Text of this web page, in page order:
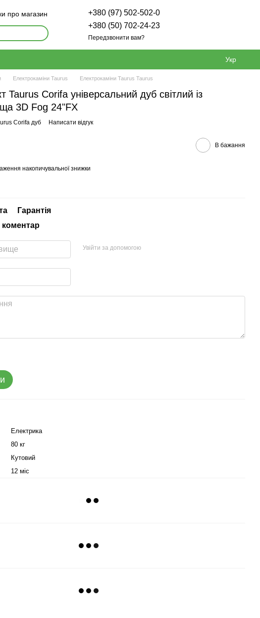
про магазин
+380 (97) 502-502-0
+380 (50) 702-24-23
Передзвонити вам?
Укр
Електрокаміни Taurus Електрокаміни Taurus Taurus
Taurus Corifa універсальний дуб світлий із
3D Fog 24"FX
Corifa дуб Написати відгук
В бажання
накопичувальної знижки
Гарантія
коментар
Увійти за допомогою
Електрика
80 кг
Кутовий
12 міс